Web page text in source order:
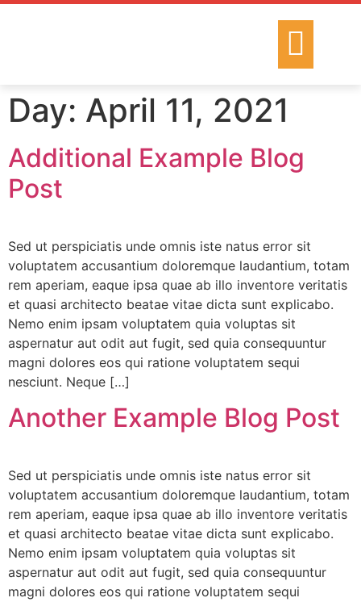
Day: April 11, 2021
Additional Example Blog
Post
Sed ut perspiciatis unde omnis iste natus error sit
voluptatem accusantium doloremque laudantium, totam
rem aperiam, eaque ipsa quae ab illo inventore veritatis
et quasi architecto beatae vitae dicta sunt explicabo.
Nemo enim ipsam voluptatem quia voluptas sit
aspernatur aut odit aut fugit, sed quia consequuntur
magni dolores eos qui ratione voluptatem sequi
nesciunt. Neque […]
Another Example Blog Post
Sed ut perspiciatis unde omnis iste natus error sit
voluptatem accusantium doloremque laudantium, totam
rem aperiam, eaque ipsa quae ab illo inventore veritatis
et quasi architecto beatae vitae dicta sunt explicabo.
Nemo enim ipsam voluptatem quia voluptas sit
aspernatur aut odit aut fugit, sed quia consequuntur
magni dolores eos qui ratione voluptatem sequi